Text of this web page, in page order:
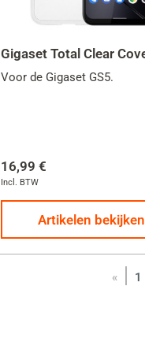
Voor de Gigaset GS5.
16,99 €
Incl. BTW
Artikelen bekijken
« 1